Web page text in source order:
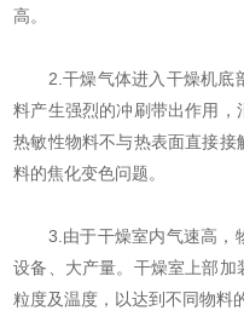
高。
2.干燥气体进入干燥机底
料产生强烈的冲刷带出作用，
热敏性物料不与热表面直接
料的焦化变色问题。
3.由于干燥室内气速高，
设备、大产量。干燥室上部
粒度及温度，以达到不同物料